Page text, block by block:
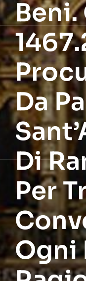
Da
Di
Per
Ogni